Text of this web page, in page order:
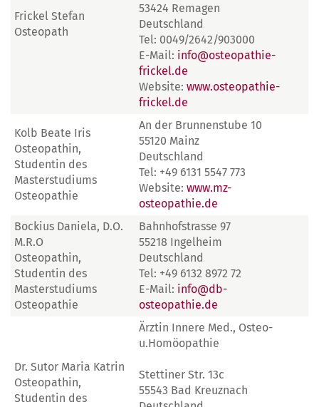
Frickel Stefan
Osteopath
53424 Remagen
Deutschland
Tel: 0049/2642/903000
E-Mail: info@osteopathie-
frickel.de
Website: www.osteopathie-
frickel.de
Kolb Beate Iris
Osteopathin,
Studentin des
Masterstudiums
Osteopathie
An der Brunnenstube 10
55120 Mainz
Deutschland
Tel: +49 6131 5547 773
Website: www.mz-
osteopathie.de
Bockius Daniela, D.O.
M.R.O
Osteopathin,
Studentin des
Masterstudiums
Osteopathie
Bahnhofstrasse 97
55218 Ingelheim
Deutschland
Tel: +49 6132 8972 72
E-Mail: info@db-
osteopathie.de
Dr. Sutor Maria Katrin
Osteopathin,
Studentin des
Ärztin Innere Med., Osteo-
u.Homöopathie
Stettiner Str. 13c
55543 Bad Kreuznach